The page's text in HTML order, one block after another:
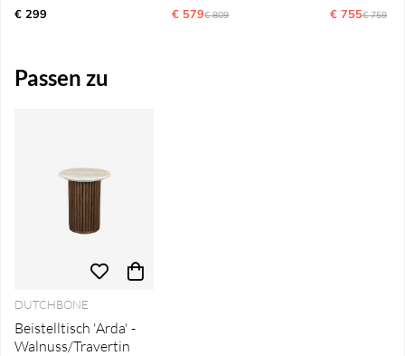
€ 299 € 579Ordinarie pris:
€ 809 € 755€ 759
Passen zu
DUTCHBONE
Beistelltisch 'Arda' -
Walnuss/Travertin